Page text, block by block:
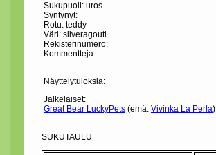
Sukupuoli: uros
Syntynyt:
Rotu: teddy
Väri: silveragouti
Rekisterinumero:
Kommentteja:
Näyttelytuloksia:
Jälkeläiset:
Great Bear LuckyPets (emä: Vivinka La Perla)
SUKUTAULU